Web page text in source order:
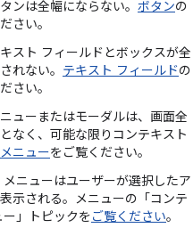
ンは全幅にならない。 ボタンの
さい。
スト フィールドとボックスが全
れない。 テキスト フィールドの
さい。
ューまたはモーダルは、画面全
なく、可能な限りコンテキスト
メニューをご覧ください。
ニューはユーザーが選択したア
示される。メニューの「コンテ
」トピックをご覧ください。